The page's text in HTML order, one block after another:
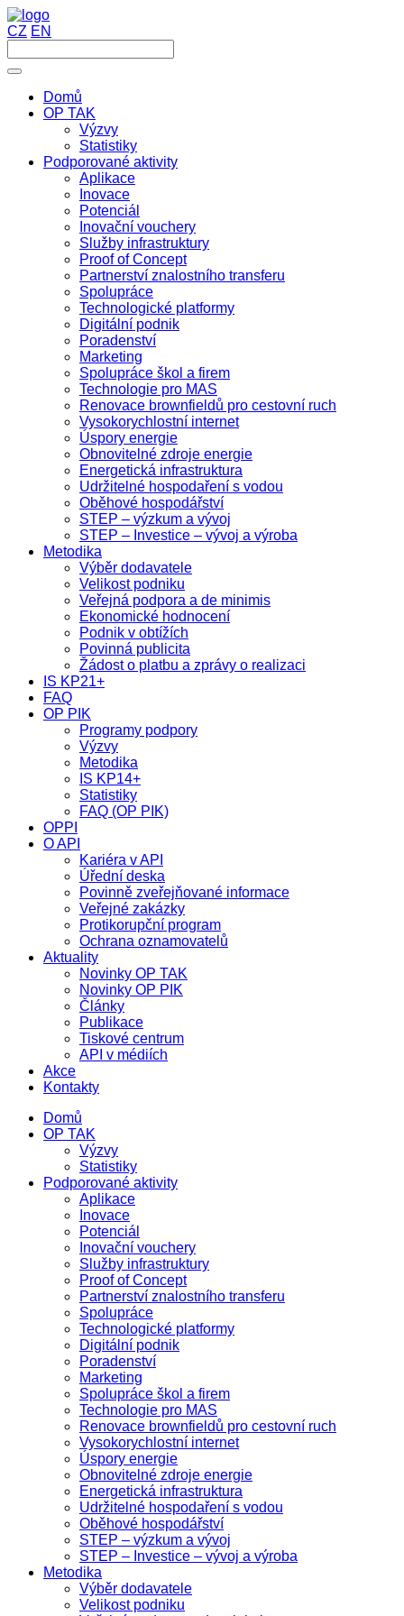
CZ EN
Domů
OP TAK
Výzvy
Statistiky
Podporované aktivity
Aplikace
Inovace
Potenciál
Inovační vouchery
Služby infrastruktury
Proof of Concept
Partnerství znalostního transferu
Spolupráce
Technologické platformy
Digitální podnik
Poradenství
Marketing
Spolupráce škol a firem
Technologie pro MAS
Renovace brownfieldů pro cestovní ruch
Vysokorychlostní internet
Úspory energie
Obnovitelné zdroje energie
Energetická infrastruktura
Udržitelné hospodaření s vodou
Oběhové hospodářství
STEP – výzkum a vývoj
STEP – Investice – vývoj a výroba
Metodika
Výběr dodavatele
Velikost podniku
Veřejná podpora a de minimis
Ekonomické hodnocení
Podnik v obtížích
Povinná publicita
Žádost o platbu a zprávy o realizaci
IS KP21+
FAQ
OP PIK
Programy podpory
Výzvy
Metodika
IS KP14+
Statistiky
FAQ (OP PIK)
OPPI
O API
Kariéra v API
Úřední deska
Povinně zveřejňované informace
Veřejné zakázky
Protikorupční program
Ochrana oznamovatelů
Aktuality
Novinky OP TAK
Novinky OP PIK
Články
Publikace
Tiskové centrum
API v médiích
Akce
Kontakty
Domů
OP TAK
Výzvy
Statistiky
Podporované aktivity
Aplikace
Inovace
Potenciál
Inovační vouchery
Služby infrastruktury
Proof of Concept
Partnerství znalostního transferu
Spolupráce
Technologické platformy
Digitální podnik
Poradenství
Marketing
Spolupráce škol a firem
Technologie pro MAS
Renovace brownfieldů pro cestovní ruch
Vysokorychlostní internet
Úspory energie
Obnovitelné zdroje energie
Energetická infrastruktura
Udržitelné hospodaření s vodou
Oběhové hospodářství
STEP – výzkum a vývoj
STEP – Investice – vývoj a výroba
Metodika
Výběr dodavatele
Velikost podniku